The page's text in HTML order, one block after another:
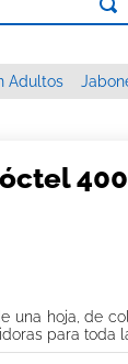
Adultos
una hoja, de
para toda